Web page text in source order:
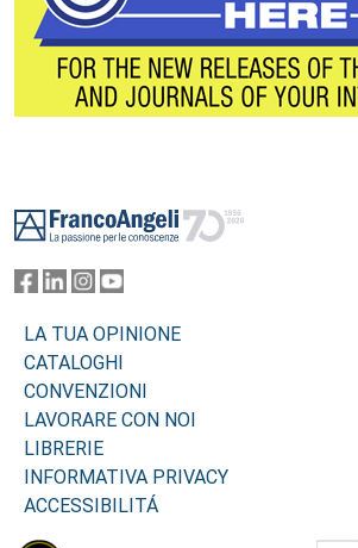
LA TUA OPINIONE
CATALOGHI
CONVENZIONI
LAVORARE CON NOI
LIBRERIE
INFORMATIVA PRIVACY
ACCESSIBILITÁ